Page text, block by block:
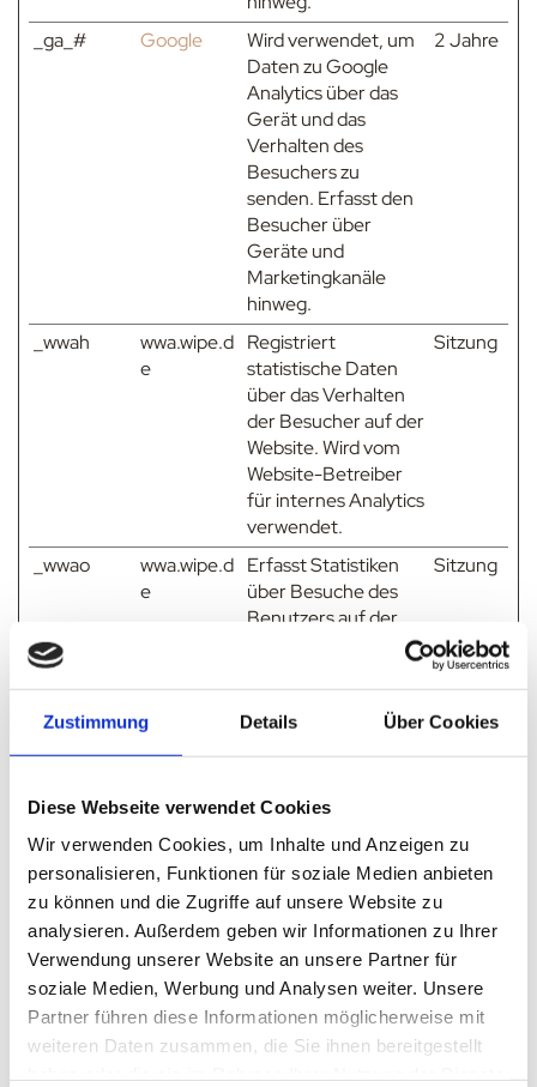
Zustimmung Details Über Cookies
Diese Webseite verwendet Cookies
Wir verwenden Cookies, um Inhalte und Anzeigen zu
personalisieren, Funktionen für soziale Medien anbieten
zu können und die Zugriffe auf unsere Website zu
analysieren. Außerdem geben wir Informationen zu Ihrer
Verwendung unserer Website an unsere Partner für
soziale Medien, Werbung und Analysen weiter. Unsere
Partner führen diese Informationen möglicherweise mit
weiteren Daten zusammen, die Sie ihnen bereitgestellt
_ga_# Google
Wird verwendet, um
Daten zu Google
Analytics über das
Gerät und das
Verhalten des
Besuchers zu
senden. Erfasst den
Besucher über
Geräte und
Marketingkanäle
hinweg.
2 Jahre
_wwah
wwa.wipe.d
e
Registriert
statistische Daten
über das Verhalten
der Besucher auf der
Website. Wird vom
Website-Betreiber
für internes Analytics
verwendet.
Sitzung
_wwao
wwa.wipe.d
e
Erfasst Statistiken
über Besuche des
Benutzers auf der
Website, wie z. B. die
durchschnittliche
Verweildauer auf der
Website und welche
wurden.
Sitzung
_wwar [x2] wwa.wipe.d
e
Registriert
statistische Daten
über das Verhalten
der Besucher auf der
Website. Wird vom
Website-Betreiber
für internes Analytics
verwendet.
Sitzung